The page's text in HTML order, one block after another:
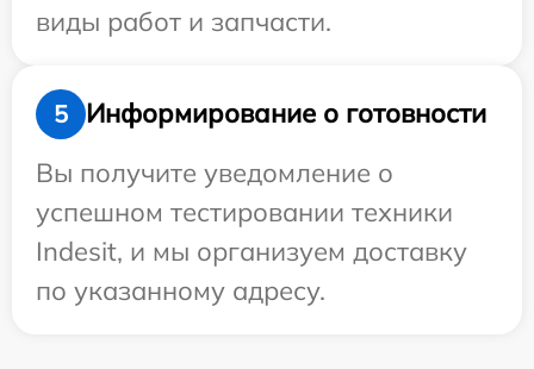
виды работ и запчасти.
5
Информирование о готовности
Вы получите уведомление о
успешном тестировании техники
Indesit, и мы организуем доставку
по указанному адресу.